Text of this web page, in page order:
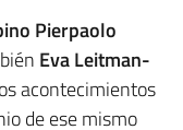
Pierpaolo
Eva Leitman-
acontecimientos
de ese mismo